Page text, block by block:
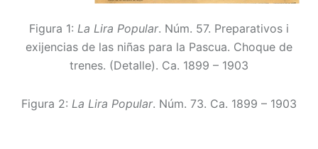
Figura 1: La Lira Popular. Núm. 57. Preparativos i
exijencias de las niñas para la Pascua. Choque de
trenes. (Detalle). Ca. 1899 – 1903
Figura 2: La Lira Popular. Núm. 73. Ca. 1899 – 1903